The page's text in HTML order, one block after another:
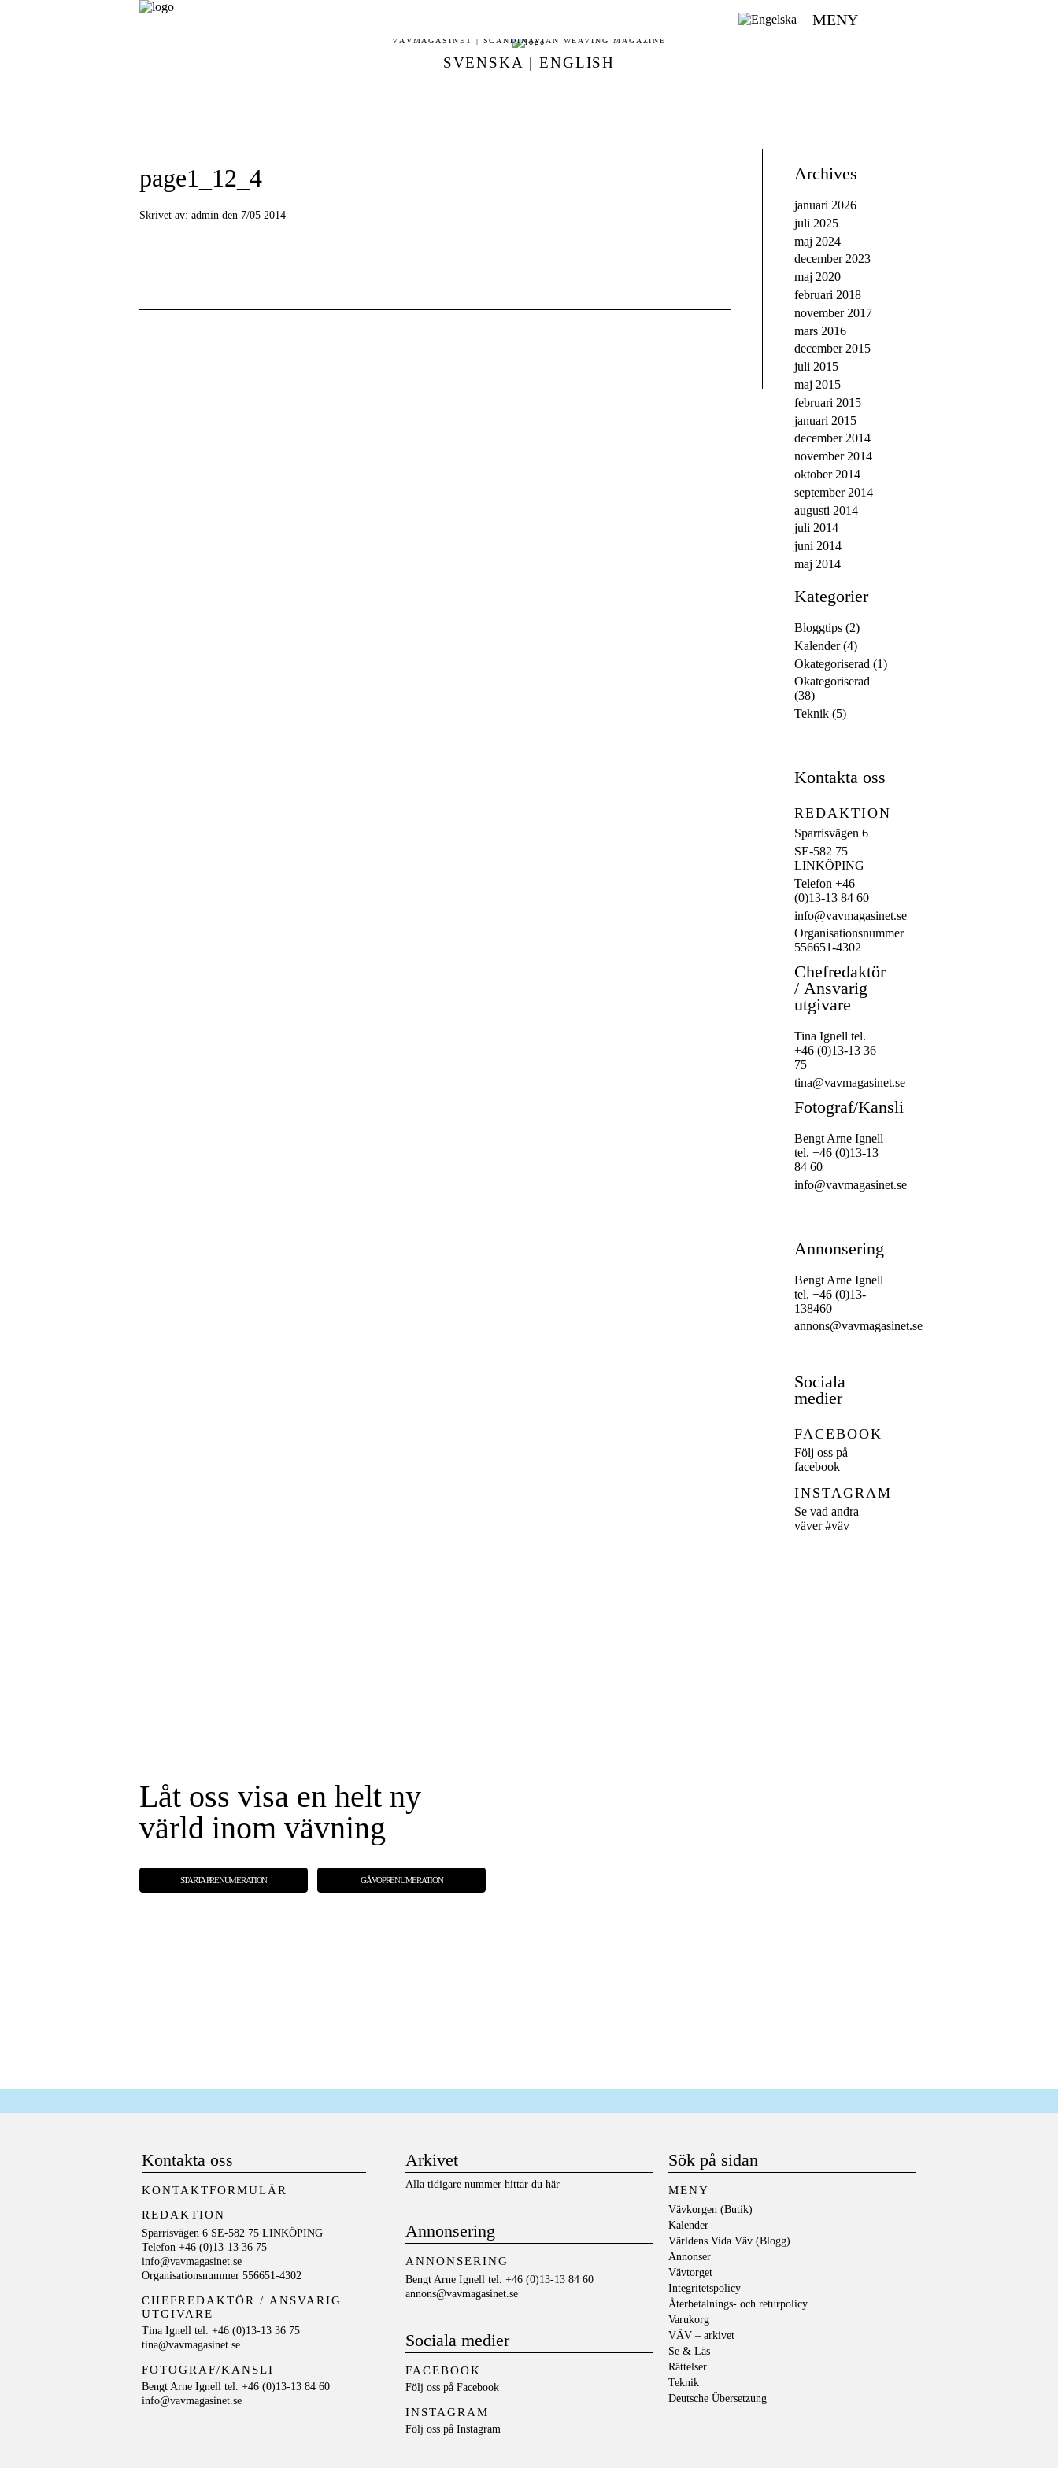
MENY
VÄVMAGASINET | SCANDINAVIAN WEAVING MAGAZINE
SVENSKA | ENGLISH
page1_12_4
Skrivet av: admin den 7/05 2014
Archives
januari 2026
juli 2025
maj 2024
december 2023
maj 2020
februari 2018
november 2017
mars 2016
december 2015
juli 2015
maj 2015
februari 2015
januari 2015
december 2014
november 2014
oktober 2014
september 2014
augusti 2014
juli 2014
juni 2014
maj 2014
Kategorier
Bloggtips (2)
Kalender(4)
Okategoriserad (1)
Okategoriserad
(38)
Teknik (5)
Kontakta oss
REDAKTION
Sparrisvägen 6
SE-582 75
LINKÖPING
Telefon +46
(0)13-13 84 60
info@vavmagasinet.se
Organisationsnummer
556651-4302
Chefredaktör
/ Ansvarig
utgivare
Tina Ignell tel.
+46 (0)13-13 36
75
tina@vavmagasinet.se
Fotograf/Kansli
Bengt Arne Ignell
tel. +46 (0)13-13
84 60
info@vavmagasinet.se
Annonsering
Bengt Arne Ignell
tel. +46 (0)13-
138460
annons@vavmagasinet.se
Sociala
medier
FACEBOOK
Följ oss på
facebook
INSTAGRAM
Se vad andra
väver#väv
Låt oss visa en helt ny
värld inom vävning
STARTA PRENUMERATION GÅVOPRENUMERATION
Kontakta oss
KONTAKTFORMULÄR
REDAKTION
Sparrisvägen 6 SE-582 75 LINKÖPING
Telefon +46 (0)13-13 36 75
info@vavmagasinet.se
Organisationsnummer 556651-4302
CHEFREDAKTÖR / ANSVARIG
UTGIVARE
Tina Ignell tel. +46 (0)13-13 36 75
tina@vavmagasinet.se
FOTOGRAF/KANSLI
Bengt Arne Ignell tel. +46 (0)13-13 84 60
info@vavmagasinet.se
Arkivet
Alla tidigare nummer hittar du här
Annonsering
ANNONSERING
Bengt Arne Ignell tel. +46 (0)13-13 84 60
annons@vavmagasinet.se
Sociala medier
FACEBOOK
Följ oss på Facebook
INSTAGRAM
Följ oss på Instagram
Sök på sidan
MENY
Vävkorgen (Butik)
Kalender
Världens Vida Väv (Blogg)
Annonser
Vävtorget
Integritetspolicy
Återbetalnings- och returpolicy
Varukorg
VÄV – arkivet
Se & Läs
Rättelser
Teknik
Deutsche Übersetzung